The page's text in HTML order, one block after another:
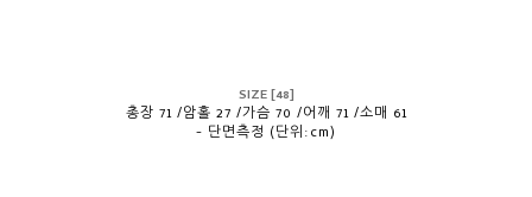
SIZE [48]
총장 71 /암홀 27 /가슴 70 /어깨 71 /소매 61
- 단면측정 (단위:cm)